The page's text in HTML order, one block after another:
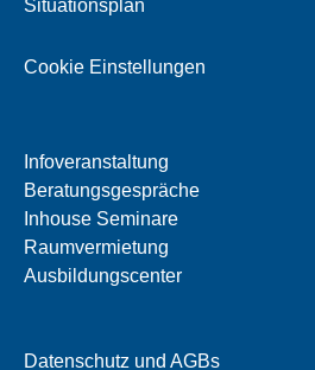
Situationsplan
Cookie Einstellungen
Infoveranstaltung
Beratungsgespräche
Inhouse Seminare
Raumvermietung
Ausbildungscenter
Datenschutz und AGBs